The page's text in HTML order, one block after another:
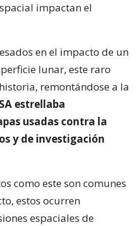
impactan el
​​en el impacto de un
lunar, este raro
remontándose a la
estrellaba
usadas contra la
y de investigación
como este son comunes
estos ocurren
espaciales de